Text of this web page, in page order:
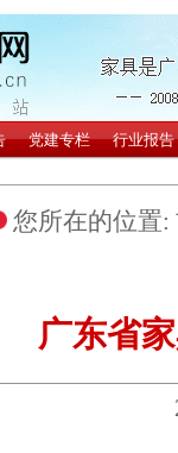
您所在的位置:
广东省